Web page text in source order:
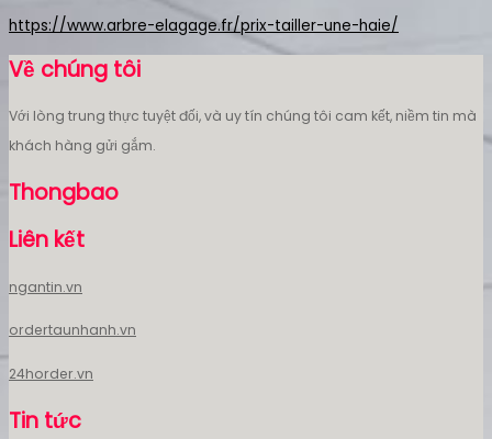
https://www.arbre-elagage.fr/prix-tailler-une-haie/
Về chúng tôi
Với lòng trung thực tuyệt đối, và uy tín chúng tôi cam kết, niềm tin mà
khách hàng gửi gắm.
Thongbao
Liên kết
ngantin.vn
ordertaunhanh.vn
24horder.vn
Tin tức